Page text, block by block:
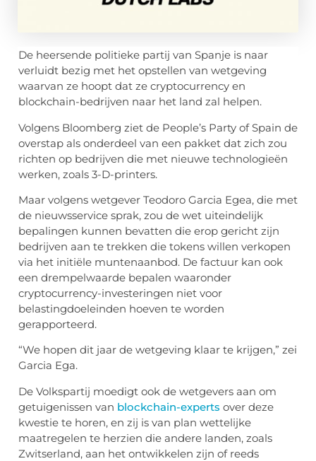
De heersende politieke partij van Spanje is naar
verluidt bezig met het opstellen van wetgeving
waarvan ze hoopt dat ze cryptocurrency en
blockchain-bedrijven naar het land zal helpen.
Volgens Bloomberg ziet de People’s Party of Spain de
overstap als onderdeel van een pakket dat zich zou
richten op bedrijven die met nieuwe technologieën
werken, zoals 3-D-printers.
Maar volgens wetgever Teodoro Garcia Egea, die met
de nieuwsservice sprak, zou de wet uiteindelijk
bepalingen kunnen bevatten die erop gericht zijn
bedrijven aan te trekken die tokens willen verkopen
via het initiële muntenaanbod. De factuur kan ook
een drempelwaarde bepalen waaronder
cryptocurrency-investeringen niet voor
belastingdoeleinden hoeven te worden
gerapporteerd.
“We hopen dit jaar de wetgeving klaar te krijgen,” zei
Garcia Ega.
De Volkspartij moedigt ook de wetgevers aan om
getuigenissen van blockchain-experts over deze
kwestie te horen, en zij is van plan wettelijke
maatregelen te herzien die andere landen, zoals
Zwitserland, aan het ontwikkelen zijn of reeds